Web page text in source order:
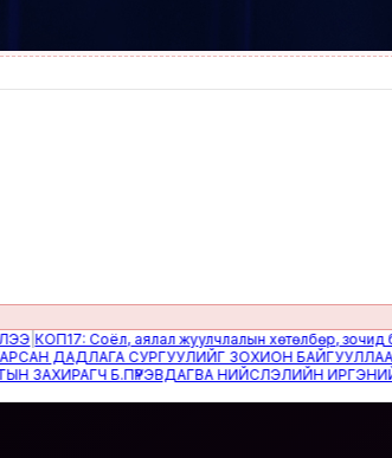
Соёл, аялал жуулчлалын хөтөлбөр, зочид
ДАДЛАГА СУРГУУЛИЙГ ЗОХИОН БАЙГУУЛЛАА|
Б.ПҮРЭВДАГВА НИЙСЛЭЛИЙН ИРГЭНИЙ